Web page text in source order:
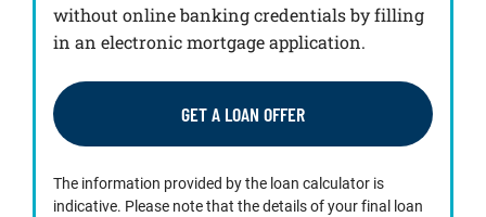
without online banking credentials by filling
in an electronic mortgage application.
GET A LOAN OFFER
The information provided by the loan calculator is
indicative. Please note that the details of your final loan